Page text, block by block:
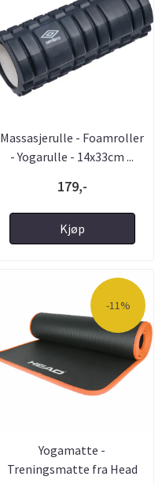
Massasjerulle - Foamroller
- Yogarulle - 14x33cm ...
179,-
Kjøp
-11%
Yogamatte -
Treningsmatte fra Head